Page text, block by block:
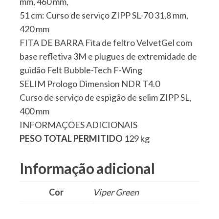
51 cm: Curso de serviço ZIPP SL-70 31,8 mm,
420 mm
FITA DE BARRA Fita de feltro VelvetGel com
base refletiva 3M e plugues de extremidade de
guidão Felt Bubble-Tech F-Wing
SELIM Prologo Dimension NDR T4.0
Curso de serviço de espigão de selim ZIPP SL,
400 mm
INFORMAÇÕES ADICIONAIS
PESO TOTAL PERMITIDO 129 kg
Informação adicional
Cor Viper Green